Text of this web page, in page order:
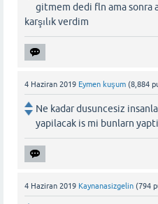
gitmem dedi fln ama sonra
karşılık verdim
4 Haziran 2019 Eymen kuşum (8,884
Ne kadar dusuncesiz
yapilacak is mi bunlarn
4 Haziran 2019 Kaynanasizgelin (794